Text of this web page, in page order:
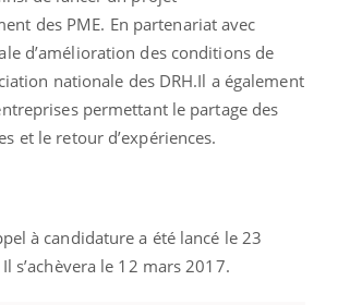
des PME. En partenariat avec
d’amélioration des conditions de
nationale des DRH.Il a également
permettant le partage des
et le retour d’expériences.
à candidature a été lancé le 23
s’achèvera le 12 mars 2017.